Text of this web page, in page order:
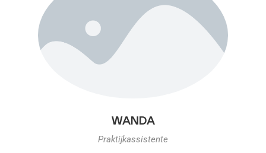
WANDA
Praktijkassistente